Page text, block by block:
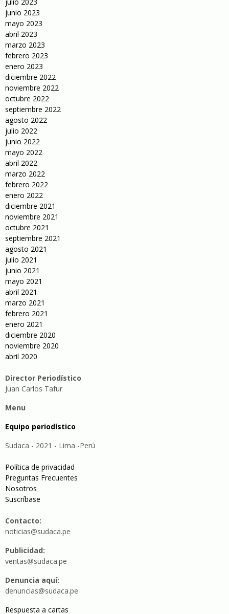
junio 2023
mayo 2023
abril 2023
marzo 2023
febrero 2023
enero 2023
diciembre 2022
noviembre 2022
octubre 2022
septiembre 2022
agosto 2022
julio 2022
junio 2022
mayo 2022
abril 2022
marzo 2022
febrero 2022
enero 2022
diciembre 2021
noviembre 2021
octubre 2021
septiembre 2021
agosto 2021
julio 2021
junio 2021
mayo 2021
abril 2021
marzo 2021
febrero 2021
enero 2021
diciembre 2020
noviembre 2020
abril 2020
Director Periodístico
Juan Carlos Tafur
Menu
Equipo periodístico
Sudaca - 2021 - Lima -Perú
Política de privacidad
Preguntas Frecuentes
Nosotros
Suscríbase
Contacto:
noticias@sudaca.pe
Publicidad:
ventas@sudaca.pe
Denuncia aquí:
denuncias@sudaca.pe
Respuesta a cartas